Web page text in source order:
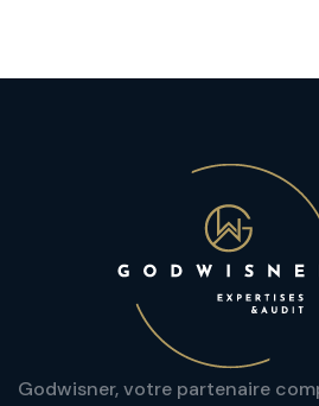
Godwisner, votre partenaire